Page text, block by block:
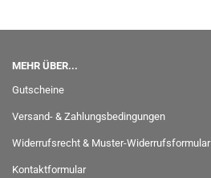
MEHR ÜBER...
Gutscheine
Versand- & Zahlungsbedingungen
Widerrufsrecht & Muster-Widerrufsformular
Kontaktformular